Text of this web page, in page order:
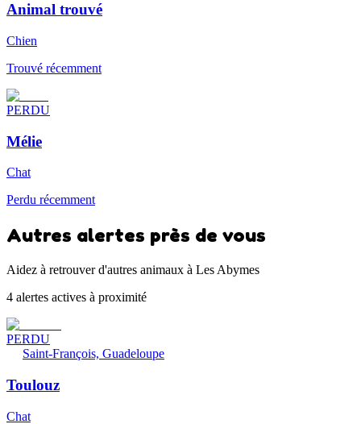
Animal trouvé
Chien
Trouvé récemment
PERDU
Mélie
Chat
Perdu récemment
Autres alertes près de vous
Aidez à retrouver d'autres animaux à Les Abymes
4 alertes actives à proximité
PERDU
Saint-François, Guadeloupe
Toulouz
Chat